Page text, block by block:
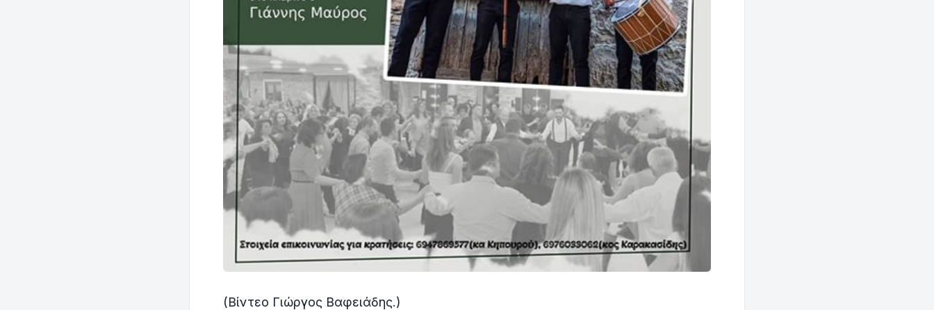
(Βίντεο Γιώργος Βαφειάδης.)